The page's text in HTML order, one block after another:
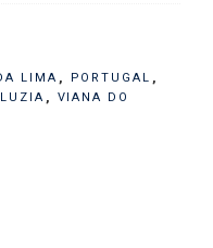
LIMA , PORTUGAL ,
, VIANA DO